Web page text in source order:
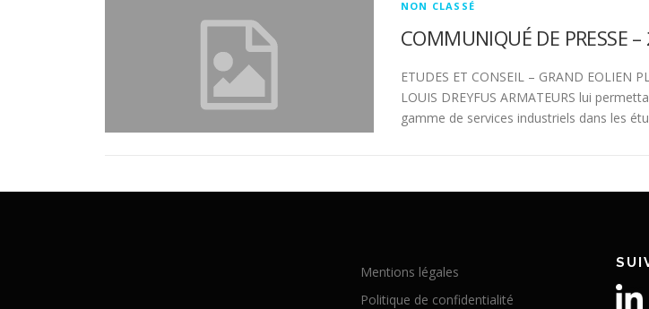
NON CLASSÉ
COMMUNIQUÉ DE PRESSE
ETUDES ET CONSEIL – GRAND EOLIEN
LOUIS DREYFUS ARMATEURS lui
gamme de services industriels dans les
Mentions légales
Politique de confidentialité